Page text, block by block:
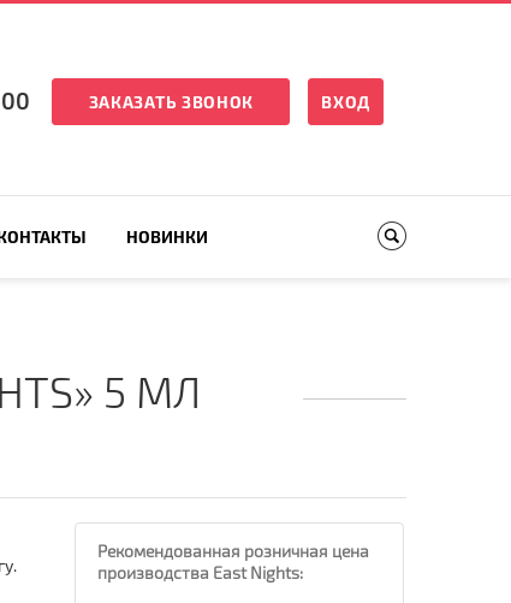
ЗАКАЗАТЬ ЗВОНОК ВХОД
НОВИНКИ
5 МЛ
Рекомендованная розничная цена
производства East Nights: